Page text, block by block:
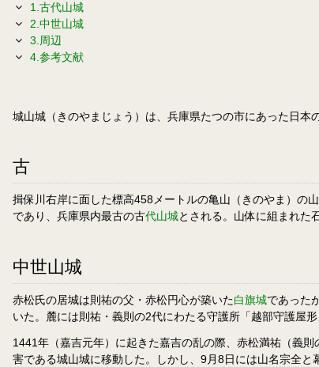
1.古代山城
2.中世山城
3.周辺
4.参考文献
城山城（きのやまじょう）は、兵庫県たつの市にあった日本
古
揖保川右岸に面した標高458メートルの亀山（きのやま）の
であり、兵庫県内最古の古代山城とされる。山体に組まれた
中世山城
赤松氏の居城は則祐の父・赤松円心が築いた白旗城であった
いた。麓には則祐・義則の2代にわたる守護所「越部守護屋形
1441年（嘉吉元年）に起きた嘉吉の乱の際、赤松満祐（義
害である城山城に移動した。しかし、9月8日には山名宗全